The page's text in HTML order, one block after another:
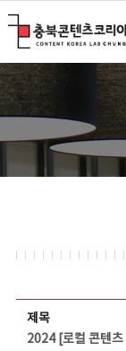
제목
2024 [로컬 콘텐